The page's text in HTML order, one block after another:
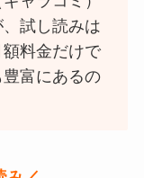
試し読みは
料金だけで
富にあるの